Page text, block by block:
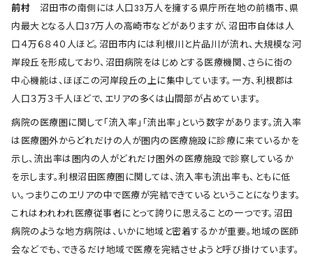
前村 沼田市の南側には人口33万人を擁する県庁所在地の前橋市、県
内最大となる人口37万人の高崎市などがありますが、沼田市自体は人
口４万６８４０人ほど。沼田市内には利根川と片品川が流れ、大規模な河
岸段丘を形成しており、沼田病院をはじめとする医療機関、さらに街の
中心機能は、ほぼこの河岸段丘の上に集中しています。一方、利根郡は
人口３万３千人ほどで、エリアの多くは山間部が占めています。
病院の医療圏に関して「流入率」「流出率」という数字があります。流入率
は医療圏外からどれだけの人が圏内の医療施設に診療に来ているかを
示し、流出率は圏内の人がどれだけ圏外の医療施設で診察しているか
を示します。利根沼田医療圏に関しては、流入率も流出率も、ともに低
い。つまりこのエリアの中で医療が完結できているということになります。
これはわれわれ医療従事者にとって誇りに思えることの一つです。沼田
病院のような地方病院は、いかに地域と密着するかが重要。地域の医師
会などでも、できるだけ地域で医療を完結させようと呼び掛けています。